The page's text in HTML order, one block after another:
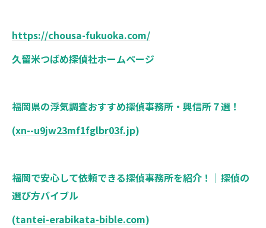
https://chousa-fukuoka.com/
久留米つばめ探偵社ホームページ
福岡県の浮気調査おすすめ探偵事務所・興信所７選！
(xn--u9jw23mf1fglbr03f.jp)
福岡で安心して依頼できる探偵事務所を紹介！｜探偵の
選び方バイブル
(tantei-erabikata-bible.com)